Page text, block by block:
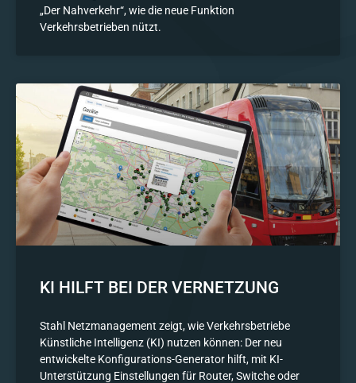
„Der Nahverkehr“, wie die neue Funktion
Verkehrsbetrieben nützt.​
KI HILFT BEI DER VERNETZUNG
Stahl Netzmanagement zeigt, wie Verkehrsbetriebe
Künstliche Intelligenz (KI) nutzen können: Der neu
entwickelte Konfigurations-Generator hilft, mit KI-
Unterstützung Einstellungen für Router, Switche oder